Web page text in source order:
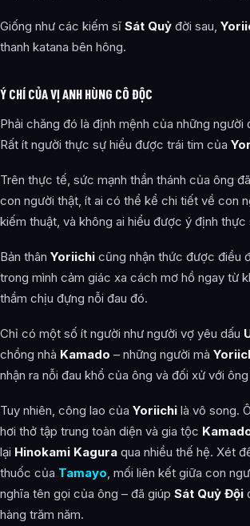
Giống như các kiếm sĩ Sát Quỷ đời sau,
thanh katana bên hông.
Ý CHÍ CỦA VỊ ANH HÙNG CÔ ĐỘC
Phải chăng đó là định mệnh của những người
Rất ít người thực sự hiểu được trái tim của
Trên thực tế, sức mạnh thần thánh của ông
con người thật, ít ai có thể kể chi tiết về con
kiếm thuật, và không ai hiểu được ý định
Bản thân Yoriichi cũng nhận thức được điều
trong mình cảm giác xa cách mơ hồ ngay từ
thầm chịu đựng nỗi đau đó.
Chỉ có một số ít người như người vợ yêu dấu
chồng nhà Kamado – những người mà
nhận ra nỗi đau khổ của ông và đối xử với
Tuy nhiên, công lao của Yoriichi là vô song.
hơi thở tập trung toàn diện và gia tộc
lại Hinokami Kagura qua nhiều thế hệ. Xét
thuốc của Tamayo, mối liên kết giữa con
nghĩa tên gọi của ông – đã giúp Sát Quỷ Đội
hàng trăm năm.